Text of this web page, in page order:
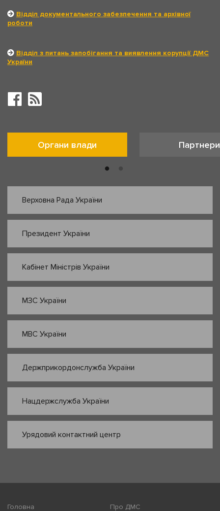
Відділ документального забезпечення та архівної
роботи
Відділ з питань запобігання та виявлення корупції ДМС
України
Органи влади Партнери
Верховна Рада України
Президент України
Кабінет Міністрів України
МЗС України
МВС України
Держприкордонслужба України
Нацдержслужба України
Урядовий контактний центр
Головна Про ДМС